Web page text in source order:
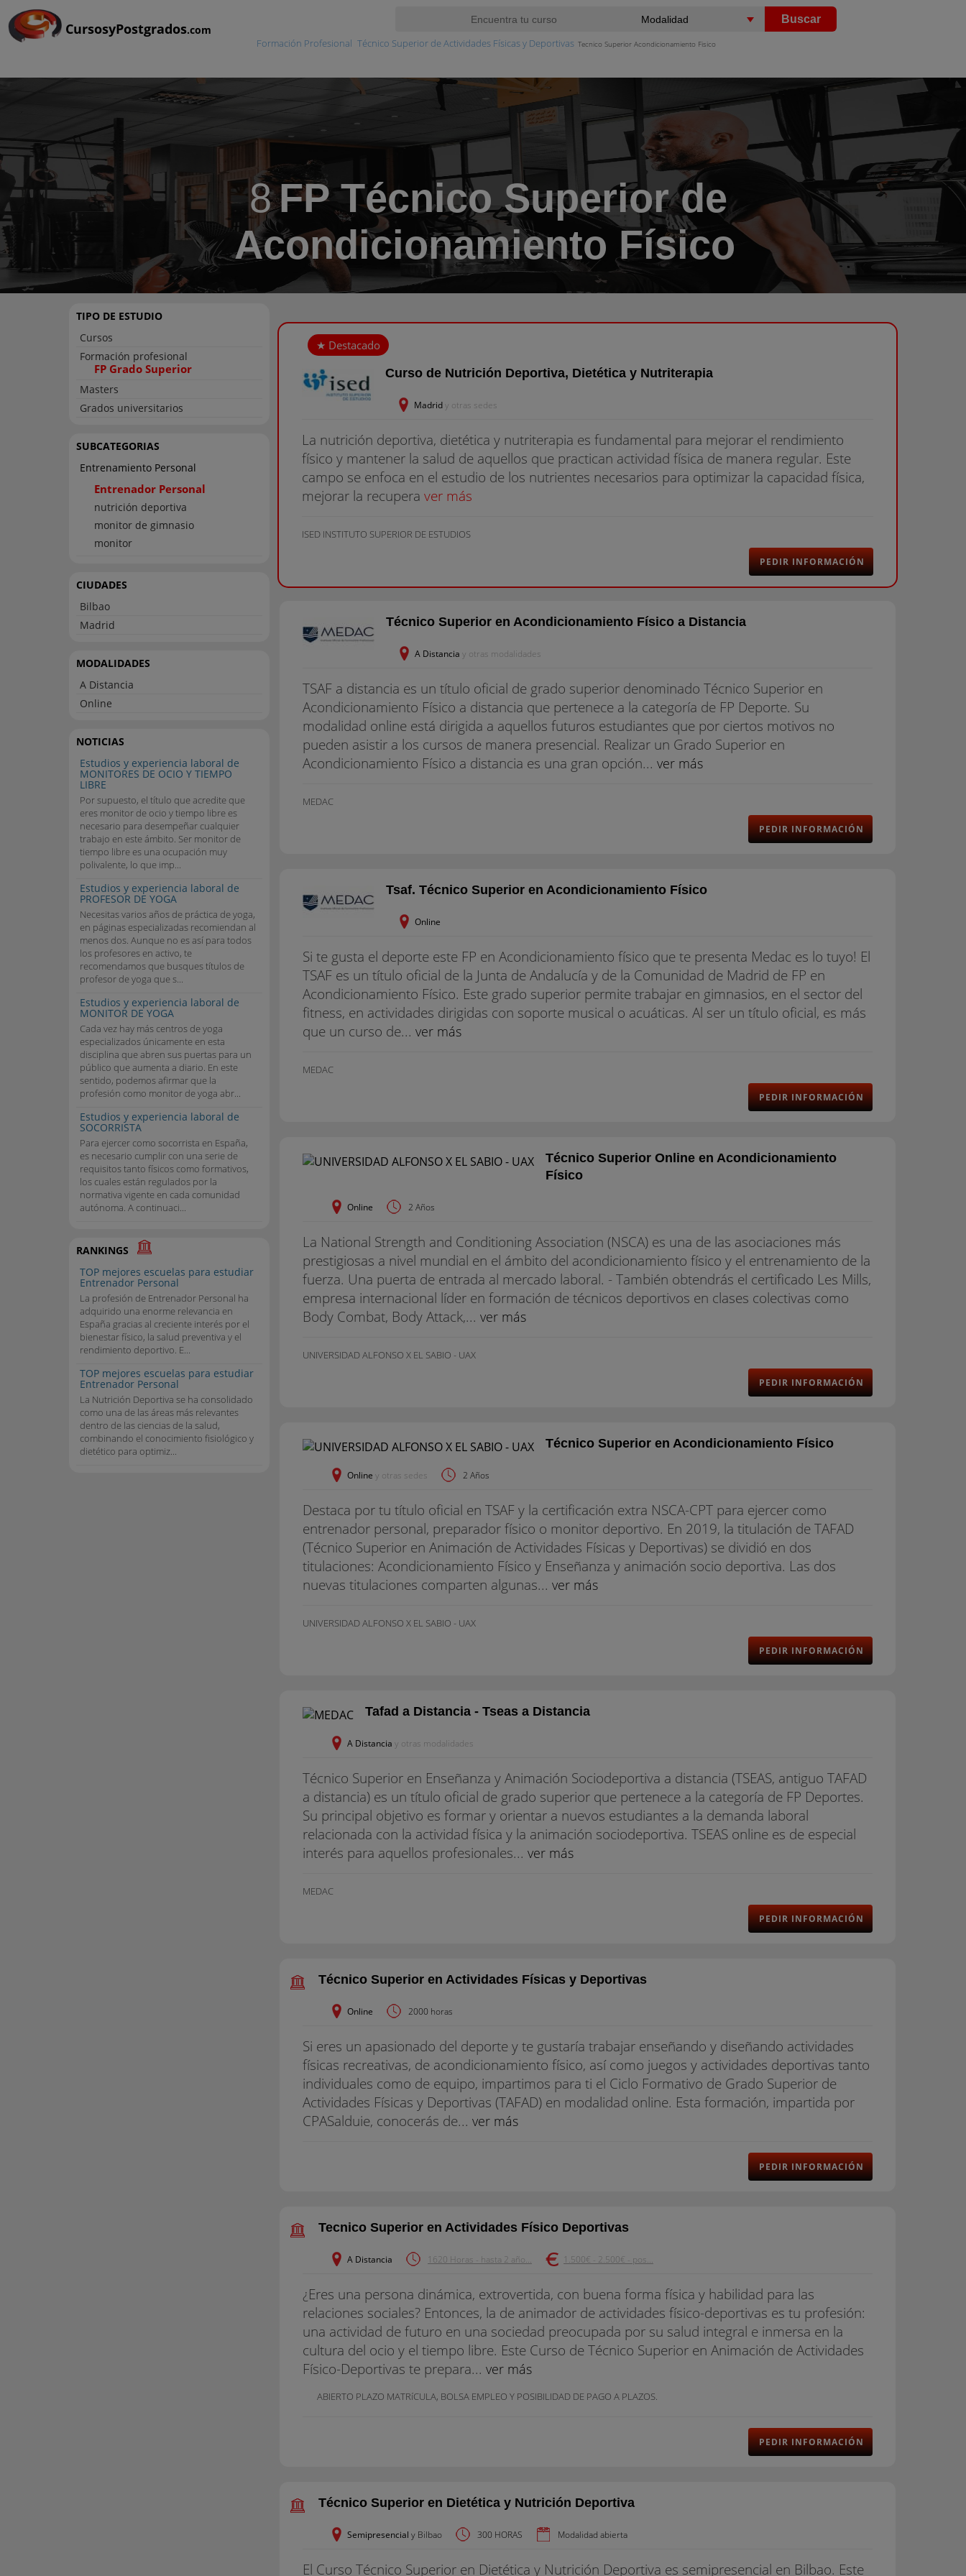
CursosyPostgrados.com
Buscar
Formación Profesional Técnico Superior de Actividades Físicas y Deportivas Tecnico Superior Acondicionamiento Fisico
8FP Técnico Superior de
Acondicionamiento Físico
TIPO DE ESTUDIO
Cursos
Formación profesional
FP Grado Superior
Masters
Grados universitarios
SUBCATEGORIAS
Entrenamiento Personal
Entrenador Personal
nutrición deportiva
monitor de gimnasio
monitor
CIUDADES
Bilbao
Madrid
MODALIDADES
A Distancia
Online
NOTICIAS
Estudios y experiencia laboral de
MONITORES DE OCIO Y TIEMPO
LIBRE
Por supuesto, el título que acredite que
eres monitor de ocio y tiempo libre es
necesario para desempeñar cualquier
trabajo en este ámbito. Ser monitor de
tiempo libre es una ocupación muy
polivalente, lo que imp...
Estudios y experiencia laboral de
PROFESOR DE YOGA
Necesitas varios años de práctica de yoga,
en páginas especializadas recomiendan al
menos dos. Aunque no es así para todos
los profesores en activo, te
recomendamos que busques títulos de
profesor de yoga que s...
Estudios y experiencia laboral de
MONITOR DE YOGA
Cada vez hay más centros de yoga
especializados únicamente en esta
disciplina que abren sus puertas para un
público que aumenta a diario. En este
sentido, podemos afirmar que la
profesión como monitor de yoga abr...
Estudios y experiencia laboral de
SOCORRISTA
Para ejercer como socorrista en España,
es necesario cumplir con una serie de
requisitos tanto físicos como formativos,
los cuales están regulados por la
normativa vigente en cada comunidad
autónoma. A continuaci...
RANKINGS
TOP mejores escuelas para estudiar
Entrenador Personal
La profesión de Entrenador Personal ha
adquirido una enorme relevancia en
España gracias al creciente interés por el
bienestar físico, la salud preventiva y el
rendimiento deportivo. E...
TOP mejores escuelas para estudiar
Entrenador Personal
La Nutrición Deportiva se ha consolidado
como una de las áreas más relevantes
dentro de las ciencias de la salud,
combinando el conocimiento fisiológico y
dietético para optimiz...
Curso de Nutrición Deportiva, Dietética y Nutriterapia
Madridy otras sedes
La nutrición deportiva, dietética y nutriterapia es fundamental para mejorar el rendimiento
físico y mantener la salud de aquellos que practican actividad física de manera regular. Este
campo se enfoca en el estudio de los nutrientes necesarios para optimizar la capacidad física,
mejorar la recupera ver más
ISED INSTITUTO SUPERIOR DE ESTUDIOS
PEDIR INFORMACIÓN
Técnico Superior en Acondicionamiento Físico a Distancia
A Distancia y otras modalidades
TSAF a distancia es un título oficial de grado superior denominado Técnico Superior en
Acondicionamiento Físico a distancia que pertenece a la categoría de FP Deporte. Su
modalidad online está dirigida a aquellos futuros estudiantes que por ciertos motivos no
pueden asistir a los cursos de manera presencial. Realizar un Grado Superior en
Acondicionamiento Físico a distancia es una gran opción... ver más
MEDAC
PEDIR INFORMACIÓN
Tsaf. Técnico Superior en Acondicionamiento Físico
Online
Si te gusta el deporte este FP en Acondicionamiento físico que te presenta Medac es lo tuyo! El
TSAF es un título oficial de la Junta de Andalucía y de la Comunidad de Madrid de FP en
Acondicionamiento Físico. Este grado superior permite trabajar en gimnasios, en el sector del
fitness, en actividades dirigidas con soporte musical o acuáticas. Al ser un título oficial, es más
que un curso de... ver más
MEDAC
PEDIR INFORMACIÓN
Técnico Superior Online en Acondicionamiento
Físico
Online 2 Años
La National Strength and Conditioning Association (NSCA) es una de las asociaciones más
prestigiosas a nivel mundial en el ámbito del acondicionamiento físico y el entrenamiento de la
fuerza. Una puerta de entrada al mercado laboral. - También obtendrás el certificado Les Mills,
empresa internacional líder en formación de técnicos deportivos en clases colectivas como
Body Combat, Body Attack,... ver más
UNIVERSIDAD ALFONSO X EL SABIO - UAX
PEDIR INFORMACIÓN
Técnico Superior en Acondicionamiento Físico
Online y otras sedes 2 Años
Destaca por tu título oficial en TSAF y la certificación extra NSCA-CPT para ejercer como
entrenador personal, preparador físico o monitor deportivo. En 2019, la titulación de TAFAD
(Técnico Superior en Animación de Actividades Físicas y Deportivas) se dividió en dos
titulaciones: Acondicionamiento Físico y Enseñanza y animación socio deportiva. Las dos
nuevas titulaciones comparten algunas... ver más
UNIVERSIDAD ALFONSO X EL SABIO - UAX
PEDIR INFORMACIÓN
Tafad a Distancia - Tseas a Distancia
A Distancia y otras modalidades
Técnico Superior en Enseñanza y Animación Sociodeportiva a distancia (TSEAS, antiguo TAFAD
a distancia) es un título oficial de grado superior que pertenece a la categoría de FP Deportes.
Su principal objetivo es formar y orientar a nuevos estudiantes a la demanda laboral
relacionada con la actividad física y la animación sociodeportiva. TSEAS online es de especial
interés para aquellos profesionales... ver más
MEDAC
PEDIR INFORMACIÓN
Técnico Superior en Actividades Físicas y Deportivas
Online 2000 horas
Si eres un apasionado del deporte y te gustaría trabajar enseñando y diseñando actividades
físicas recreativas, de acondicionamiento físico, así como juegos y actividades deportivas tanto
individuales como de equipo, impartimos para ti el Ciclo Formativo de Grado Superior de
Actividades Físicas y Deportivas (TAFAD) en modalidad online. Esta formación, impartida por
CPASalduie, conocerás de... ver más
PEDIR INFORMACIÓN
Tecnico Superior en Actividades Físico Deportivas
A Distancia 1620 Horas - hasta 2 año... 1.500€ - 2.500€ - pos...
¿Eres una persona dinámica, extrovertida, con buena forma física y habilidad para las
relaciones sociales? Entonces, la de animador de actividades físico-deportivas es tu profesión:
una actividad de futuro en una sociedad preocupada por su salud integral e inmersa en la
cultura del ocio y el tiempo libre. Este Curso de Técnico Superior en Animación de Actividades
Físico-Deportivas te prepara... ver más
ABIERTO PLAZO MATRí­CULA, BOLSA EMPLEO Y POSIBILIDAD DE PAGO A PLAZOS.
PEDIR INFORMACIÓN
Técnico Superior en Dietética y Nutrición Deportiva
Semipresencial y Bilbao 300 HORAS Modalidad abierta
El Curso Técnico Superior en Dietética y Nutrición Deportiva es semipresencial en Bilbao. Este